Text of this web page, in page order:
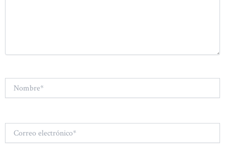
electrónico*